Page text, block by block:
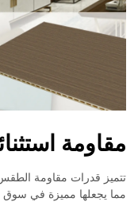
مقاومة
مما يجعلها مميزة في سوق